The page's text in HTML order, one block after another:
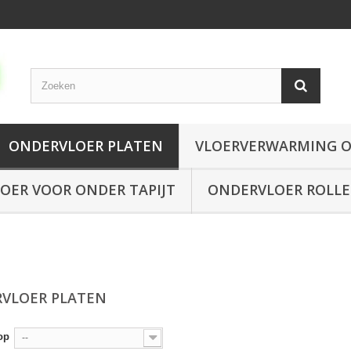
ONDERVLOER PLATEN VLOERVERWARMING
VOOR ONDER TAPIJT ONDERVLOER
PLATEN
--